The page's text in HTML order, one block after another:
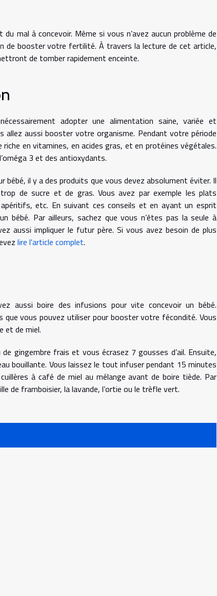
mal à concevoir. Même si vous n’avez aucun problème de
de booster votre fertilité. À travers la lecture de cet article,
de tomber rapidement enceinte.
adopter une alimentation saine, variée et
allez aussi booster votre organisme. Pendant votre période
en vitamines, en acides gras, et en protéines végétales.
3 et des antioxydants.
il y a des produits que vous devez absolument éviter. Il
de sucre et de gras. Vous avez par exemple les plats
etc. En suivant ces conseils et en ayant un esprit
bébé. Par ailleurs, sachez que vous n’êtes pas la seule à
aussi impliquer le futur père. Si vous avez besoin de plus
lire l'article complet.
aussi boire des infusions pour vite concevoir un bébé.
que vous pouvez utiliser pour booster votre fécondité. Vous
et de miel.
gingembre frais et vous écrasez 7 gousses d’ail. Ensuite,
bouillante. Vous laissez le tout infuser pendant 15 minutes
à café de miel au mélange avant de boire tiède. Par
de framboisier, la lavande, l’ortie ou le trèfle vert.